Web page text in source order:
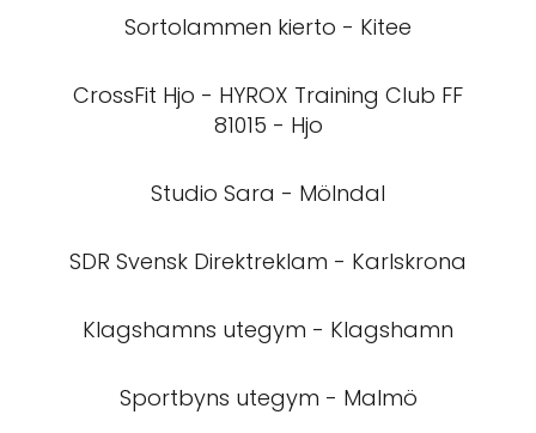
Sortolammen kierto - Kitee
CrossFit Hjo - HYROX Training Club FF
81015 - Hjo
Studio Sara - Mölndal
SDR Svensk Direktreklam - Karlskrona
Klagshamns utegym - Klagshamn
Sportbyns utegym - Malmö